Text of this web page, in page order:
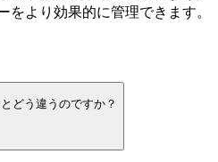
をより効果的に管理できます。
とどう違うのですか？